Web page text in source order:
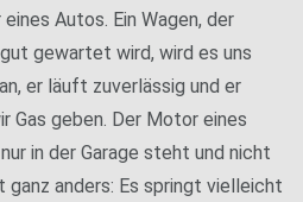
Autos. Ein Wagen, der
gewartet wird, wird es uns
er läuft zuverlässig und er
Gas geben. Der Motor eines
in der Garage steht und nicht
ganz anders: Es springt vielleicht